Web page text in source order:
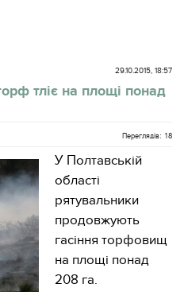
29.10.2015, 18:57
тліє на площі понад
Переглядів: 18
У Полтавській
області
рятувальники
продовжують
гасіння торфовищ
на площі понад
208 га.